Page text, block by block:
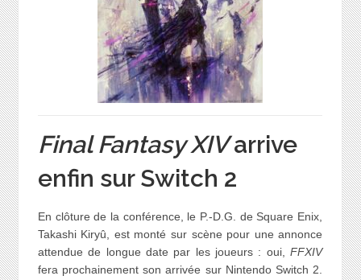
Final Fantasy XIVarrive
enfin sur Switch 2
En clôture de la conférence, le P.-D.G. de Square Enix,
Takashi Kiryû, est monté sur scène pour une annonce
attendue de longue date par les joueurs : oui,FFXIV
fera prochainement son arrivée sur Nintendo Switch 2.